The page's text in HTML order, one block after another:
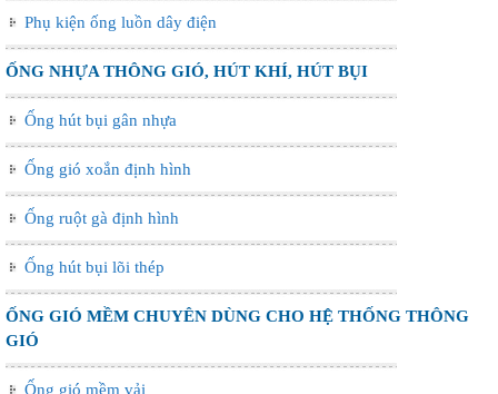
Phụ kiện ống luồn dây điện
ỐNG NHỰA THÔNG GIÓ, HÚT KHÍ, HÚT BỤI
Ống hút bụi gân nhựa
Ống gió xoắn định hình
Ống ruột gà định hình
Ống hút bụi lõi thép
ỐNG GIÓ MỀM CHUYÊN DÙNG CHO HỆ THỐNG THÔNG
GIÓ
Ống gió mềm vải